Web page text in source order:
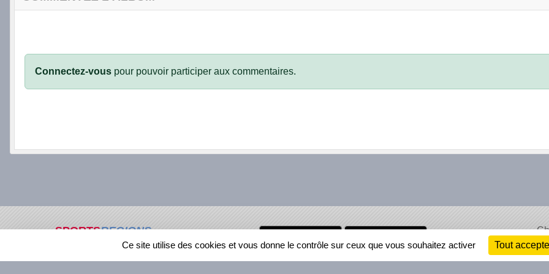
Connectez-vous pour pouvoir participer aux commentaires.
SPORTSREGIONS
visites
Ce site utilise des cookies et vous donne le contrôle sur ceux que vous souhaitez activer Tout